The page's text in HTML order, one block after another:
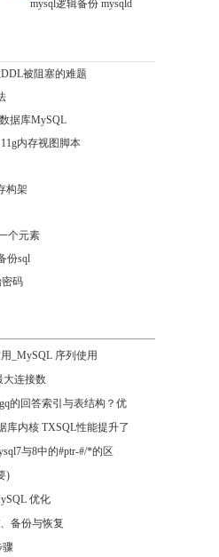
mysql逻辑备份 mysqld
被阻塞的难题
据库MySQL
内存视图脚本
构架
个元素
份sql
密码
_MySQL 序列使用
大连接数
的回答索引与表结构？优
库内核 TXSQL性能提升了
与8中的#ptr-#/*的区
)
优化
备份与恢复
骤